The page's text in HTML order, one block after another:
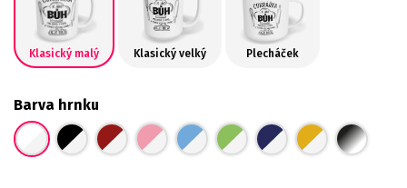
Klasický malý Klasický velký Plecháček
Barva hrnku